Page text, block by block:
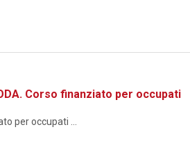
Corso finanziato per occupati
per occupati ...